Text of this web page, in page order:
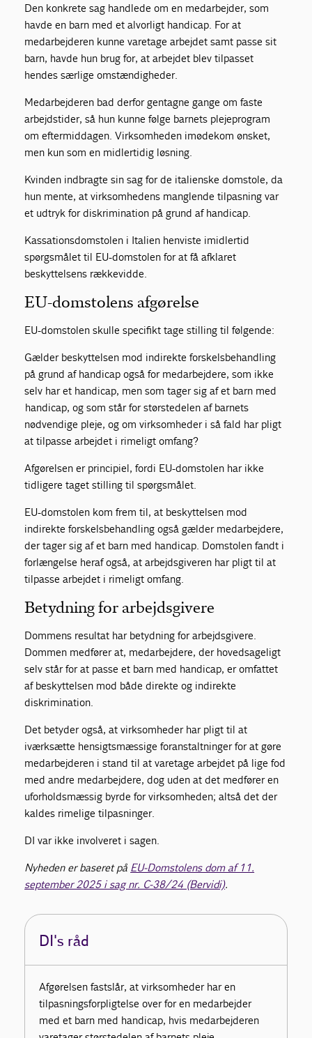
Den konkrete sag handlede om en medarbejder, som
havde en barn med et alvorligt handicap. For at
medarbejderen kunne varetage arbejdet samt passe sit
barn, havde hun brug for, at arbejdet blev tilpasset
hendes særlige omstændigheder.
Medarbejderen bad derfor gentagne gange om faste
arbejdstider, så hun kunne følge barnets plejeprogram
om eftermiddagen. Virksomheden imødekom ønsket,
men kun som en midlertidig løsning.
Kvinden indbragte sin sag for de italienske domstole, da
hun mente, at virksomhedens manglende tilpasning var
et udtryk for diskrimination på grund af handicap.
Kassationsdomstolen i Italien henviste imidlertid
spørgsmålet til EU-domstolen for at få afklaret
beskyttelsens rækkevidde.
EU-domstolens afgørelse
EU-domstolen skulle specifikt tage stilling til følgende:
Gælder beskyttelsen mod indirekte forskelsbehandling
på grund af handicap også for medarbejdere, som ikke
selv har et handicap, men som tager sig af et barn med
handicap, og som står for størstedelen af barnets
nødvendige pleje, og om virksomheder i så fald har pligt
at tilpasse arbejdet i rimeligt omfang?
Afgørelsen er principiel, fordi EU-domstolen har ikke
tidligere taget stilling til spørgsmålet.
EU-domstolen kom frem til, at beskyttelsen mod
indirekte forskelsbehandling også gælder medarbejdere,
der tager sig af et barn med handicap. Domstolen fandt i
forlængelse heraf også, at arbejdsgiveren har pligt til at
tilpasse arbejdet i rimeligt omfang.
Betydning for arbejdsgivere
Dommens resultat har betydning for arbejdsgivere.
Dommen medfører at, medarbejdere, der hovedsageligt
selv står for at passe et barn med handicap, er omfattet
af beskyttelsen mod både direkte og indirekte
diskrimination.
Det betyder også, at virksomheder har pligt til at
iværksætte hensigtsmæssige foranstaltninger for at gøre
medarbejderen i stand til at varetage arbejdet på lige fod
med andre medarbejdere, dog uden at det medfører en
uforholdsmæssig byrde for virksomheden; altså det der
kaldes rimelige tilpasninger.
DI var ikke involveret i sagen.
Nyheden er baseret på EU-Domstolens dom af 11.
september 2025 i sag nr. C-38/24 (Bervidi).
DI's råd
Afgørelsen fastslår, at virksomheder har en
tilpasningsforpligtelse over for en medarbejder
med et barn med handicap, hvis medarbejderen